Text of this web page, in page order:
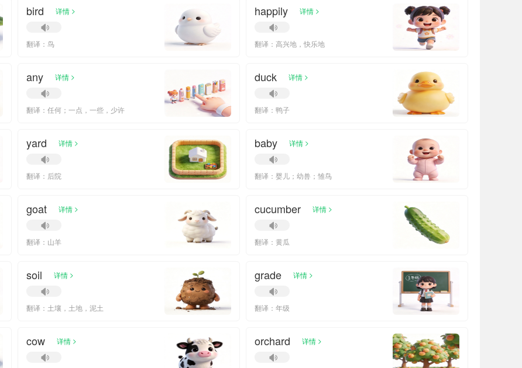
bird 详情 >
翻译：鸟
happily 详情 >
翻译：高兴地，快乐地
any 详情 >
翻译：任何；一点，一些，少许
duck 详情 >
翻译：鸭子
yard 详情 >
翻译：后院
baby 详情 >
翻译：婴儿；幼兽；雏鸟
goat 详情 >
翻译：山羊
cucumber 详情 >
翻译：黄瓜
soil 详情 >
翻译：土壤，土地，泥土
grade 详情 >
翻译：年级
cow 详情 > orchard 详情 >